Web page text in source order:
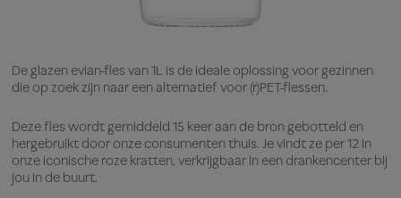
De glazen evian-fles van 1L is de ideale oplossing voor gezinnen
die op zoek zijn naar een alternatief voor (r)PET-flessen.
Deze fles wordt gemiddeld 15 keer aan de bron gebotteld en
hergebruikt door onze consumenten thuis. Je vindt ze per 12 in
onze iconische roze kratten, verkrijgbaar in een drankencenter bij
jou in de buurt.